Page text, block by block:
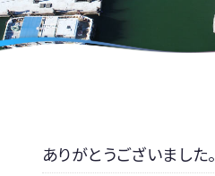
ありがとうございました。